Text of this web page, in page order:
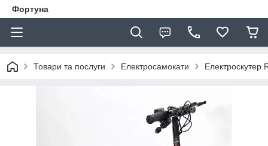
Фортуна
Товари та послуги Електросамокати